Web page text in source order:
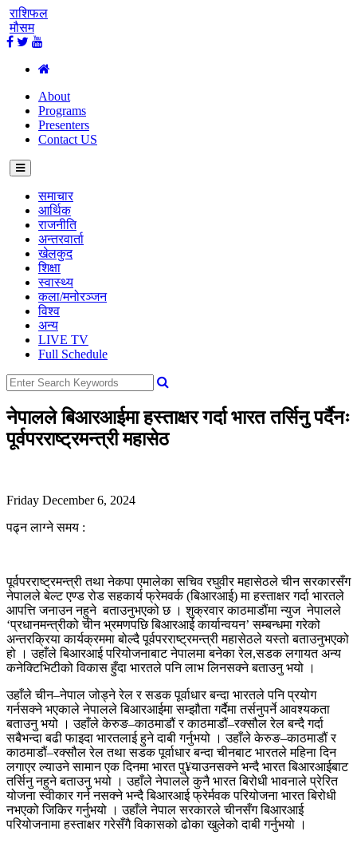
राशिफल
मौसम
About
Programs
Presenters
Contact US
समाचार
आर्थिक
राजनीति
अन्तरवार्ता
खेलकुद
शिक्षा
स्वास्थ्य
कला/मनोरञ्जन
विश्व
अन्य
LIVE TV
Full Schedule
नेपालले बिआरआईमा हस्ताक्षर गर्दा भारत तर्सिनु पर्दैनः
पूर्वपरराष्ट्रमन्त्री महासेठ
Friday December 6, 2024
पढ्न लाग्ने समय :
पूर्वपरराष्ट्रमन्त्री तथा नेकपा एमालेका सचिव रघुवीर महासेठले चीन सरकारसँग
नेपालले बेल्ट एण्ड रोड सहकार्य फ्रेमवर्क (बिआरआई) मा हस्ताक्षर गर्दा भारतले
आपत्ति जनाउन नहुने बताउनुभएको छ । शुक्रवार काठमाडौंमा न्युज नेपालले
‘प्रधानमन्त्रीको चीन भ्रमणपछि बिआरआई कार्यान्वयन’ सम्बन्धमा गरेको
अन्तरक्रिया कार्यक्रममा बोल्दै पूर्वपरराष्ट्रमन्त्री महासेठले यस्तो बताउनुभएको
हो । उहाँले बिआरआई परियोजनाबाट नेपालमा बनेका रेल,सडक लगायत अन्य
कनेक्टिभिटीको विकास हुँदा भारतले पनि लाभ लिनसक्ने बताउनु भयो ।
उहाँले चीन–नेपाल जोड्ने रेल र सडक पूर्वाधार बन्दा भारतले पनि प्रयोग
गर्नसक्ने भएकाले नेपालले बिआरआईमा सम्झौता गर्दैमा तर्सनुपर्ने आवश्यकता
बताउनु भयो । उहाँले केरुङ–काठमाडौं र काठमाडौं–रक्सौल रेल बन्दै गर्दा
सबैभन्दा बढी फाइदा भारतलाई हुने दाबी गर्नुभयो । उहाँले केरुङ–काठमाडौं र
काठमाडौं–रक्सौल रेल तथा सडक पूर्वाधार बन्दा चीनबाट भारतले महिना दिन
लगाएर ल्याउने सामान एक दिनमा भारत पु¥याउनसक्ने भन्दै भारत बिआरआईबाट
तर्सिनु नहुने बताउनु भयो । उहाँले नेपालले कुनै भारत बिरोधी भावनाले प्रेरित
योजना स्वीकार गर्न नसक्ने भन्दै बिआरआई फ्रेर्मवक परियोजना भारत बिरोधी
नभएको जिकिर गर्नुभयो । उहाँले नेपाल सरकारले चीनसँग बिआरआई
परियोजनामा हस्ताक्षर गरेसँगै विकासको ढोका खुलेको दाबी गर्नुभयो ।